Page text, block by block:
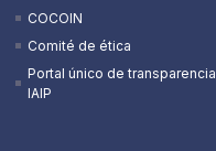
COCOIN
Comité de ética
Portal único de transparencia
IAIP